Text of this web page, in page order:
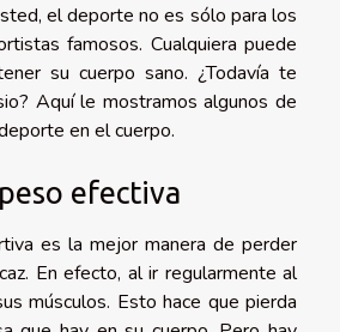
el deporte no es sólo para los
famosos. Cualquiera puede
su cuerpo sano. ¿Todavía te
Aquí le mostramos algunos de
en el cuerpo.
efectiva
es la mejor manera de perder
En efecto, al ir regularmente al
músculos. Esto hace que pierda